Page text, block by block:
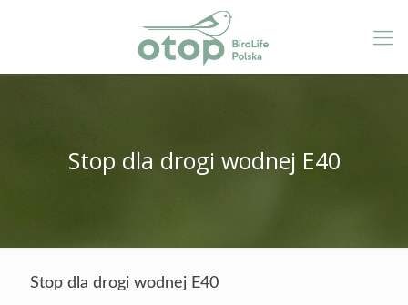
Stop dla drogi wodnej E40
Stop dla drogi wodnej E40